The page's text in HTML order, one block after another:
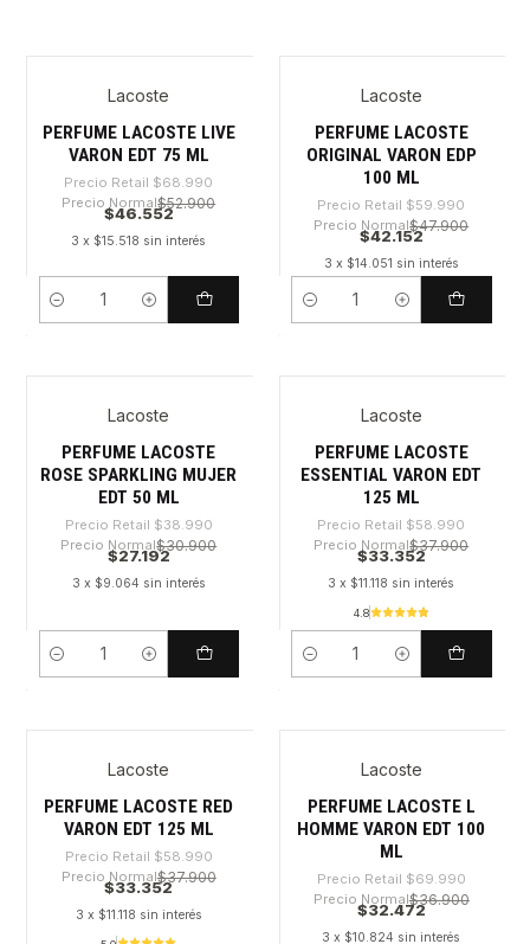
Lacoste
PERFUME LACOSTE LIVE
VARON EDT 75 ML
Precio Retail $68.990
Precio Normal$52.900
$46.552
3 x $15.518 sin interés
Cantidad
Lacoste
PERFUME LACOSTE
ORIGINAL VARON EDP
100 ML
Precio Retail $59.990
Precio Normal$47.900
$42.152
3 x $14.051 sin interés
Cantidad
Lacoste
PERFUME LACOSTE
ROSE SPARKLING MUJER
EDT 50 ML
Precio Retail $38.990
Precio Normal$30.900
$27.192
3 x $9.064 sin interés
Cantidad
Lacoste
PERFUME LACOSTE
ESSENTIAL VARON EDT
125 ML
Precio Retail $58.990
Precio Normal$37.900
$33.352
3 x $11.118 sin interés
4.8
Cantidad
Lacoste
PERFUME LACOSTE RED
VARON EDT 125 ML
Precio Retail $58.990
Precio Normal$37.900
$33.352
3 x $11.118 sin interés
Lacoste
PERFUME LACOSTE L
HOMME VARON EDT 100
ML
Precio Retail $69.990
Precio Normal$36.900
$32.472
3 x $10.824 sin interés